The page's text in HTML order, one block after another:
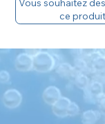
Fiche
Téléchargez
Vous souhaitez
ce produit